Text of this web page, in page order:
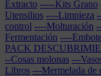
Extracto -----Kits Grano
Utensilios ----Limpieza
control ----Molturación
Fermentación ----
PACK
--Cosas molonas ---
Libros ---Mermelada de